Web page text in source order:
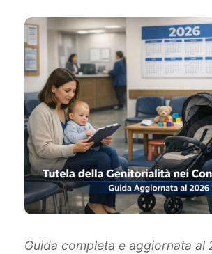
Guida completa e aggiornata al